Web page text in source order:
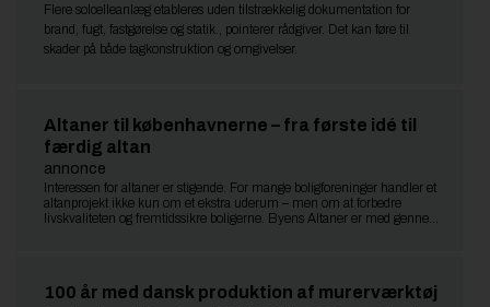
Flere solcelleanlæg etableres uden tilstrækkelig dokumentation for
brand, fugt, fastgørelse og statik., pointerer rådgiver. Det kan føre til
skader på både tagkonstruktion og omgivelser.
Altaner til københavnerne – fra første idé til
færdig altan
annonce
Interessen for altaner er stigende. For mange boligforeninger handler et
altanprojekt ikke kun om et ekstra uderum – men om at forbedre
livskvaliteten og fremtidssikre boligerne. Byens Altaner er med gennem
100 år med dansk produktion af murerværktøj